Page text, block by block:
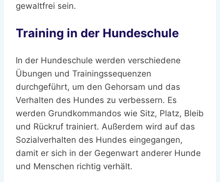
gewaltfrei sein.
Training in der Hundeschule
In der Hundeschule werden verschiedene
Übungen und Trainingssequenzen
durchgeführt, um den Gehorsam und das
Verhalten des Hundes zu verbessern. Es
werden Grundkommandos wie Sitz, Platz, Bleib
und Rückruf trainiert. Außerdem wird auf das
Sozialverhalten des Hundes eingegangen,
damit er sich in der Gegenwart anderer Hunde
und Menschen richtig verhält.